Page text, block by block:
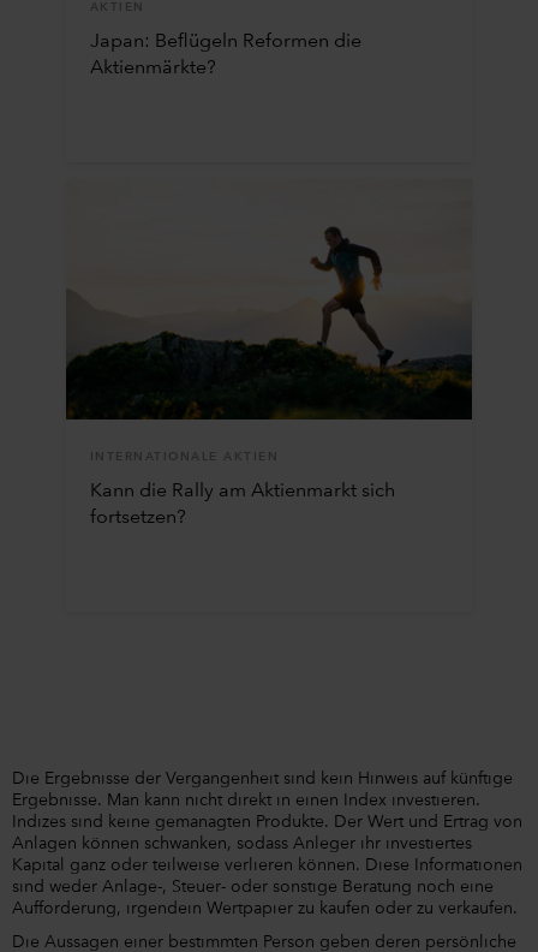
AKTIEN
Japan: Beflügeln Reformen die
Aktienmärkte?
INTERNATIONALE AKTIEN
Kann die Rally am Aktienmarkt sich
fortsetzen?
Die Ergebnisse der Vergangenheit sind kein Hinweis auf künftige
Ergebnisse. Man kann nicht direkt in einen Index investieren.
Indizes sind keine gemanagten Produkte. Der Wert und Ertrag von
Anlagen können schwanken, sodass Anleger ihr investiertes
Kapital ganz oder teilweise verlieren können. Diese Informationen
sind weder Anlage-, Steuer- oder sonstige Beratung noch eine
Aufforderung, irgendein Wertpapier zu kaufen oder zu verkaufen.
Die Aussagen einer bestimmten Person geben deren persönliche